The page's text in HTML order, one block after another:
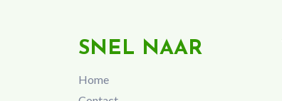
SNEL NAAR
Home